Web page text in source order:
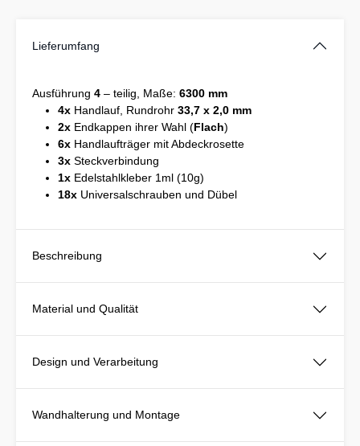
Lieferumfang
Ausführung 4 – teilig, Maße: 6300 mm
4x Handlauf, Rundrohr 33,7 x 2,0 mm
2x Endkappen ihrer Wahl (Flach)
6x Handlaufträger mit Abdeckrosette
3x Steckverbindung
1x Edelstahlkleber 1ml (10g)
18x Universalschrauben und Dübel
Beschreibung
Material und Qualität
Design und Verarbeitung
Wandhalterung und Montage